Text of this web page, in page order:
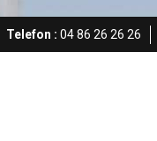
Telefon : 04 86 26 26 26